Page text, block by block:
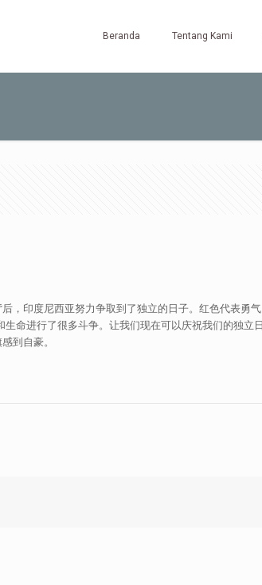
Beranda Tentang Kami
，印度尼西亚努力争取到了独立的日子。红色代表勇
命进行了很多斗争。让我们现在可以庆祝我们的独
到自豪。